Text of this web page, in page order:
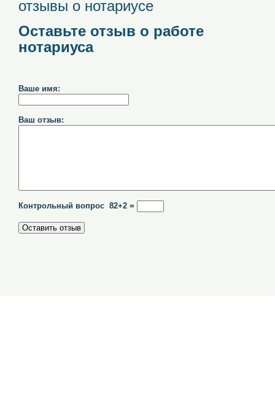
отзывы о нотариусе
Оставьте отзыв о работе
нотариуса
Ваше имя:
Ваш отзыв:
Контрольный вопрос 82+2 =